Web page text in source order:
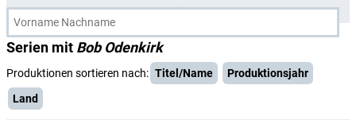
Serien mit Bob Odenkirk
Produktionen sortieren nach: Titel/Name
Produktionsjahr
Land